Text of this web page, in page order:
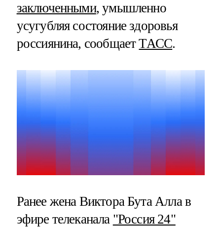
заключенными, умышленно
усугубляя состояние здоровья
россиянина, сообщаетТАСС.
Ранее жена Виктора Бута Алла в
эфире телеканала "Россия 24"